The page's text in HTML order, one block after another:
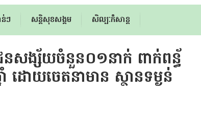
ៗ សន្តិសុខសង្គម សិល្បៈកំសាន្ត
សង្ស័យចំនួន០១នាក់ ពាក់ពន្ធ័
ោយចេតនាមាន ស្ថានទម្ងន់